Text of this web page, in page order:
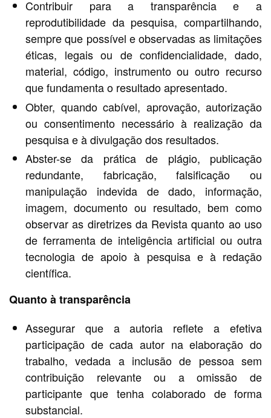
Contribuir para a transparência e a
reprodutibilidade da pesquisa, compartilhando,
sempre que possível e observadas as limitações
éticas, legais ou de confidencialidade, dado,
material, código, instrumento ou outro recurso
que fundamenta o resultado apresentado.
Obter, quando cabível, aprovação, autorização
ou consentimento necessário à realização da
pesquisa e à divulgação dos resultados.
Abster-se da prática de plágio, publicação
redundante, fabricação, falsificação ou
manipulação indevida de dado, informação,
imagem, documento ou resultado, bem como
observar as diretrizes da Revista quanto ao uso
de ferramenta de inteligência artificial ou outra
tecnologia de apoio à pesquisa e à redação
científica.
Quanto à transparência
Assegurar que a autoria reflete a efetiva
participação de cada autor na elaboração do
trabalho, vedada a inclusão de pessoa sem
contribuição relevante ou a omissão de
participante que tenha colaborado de forma
substancial.